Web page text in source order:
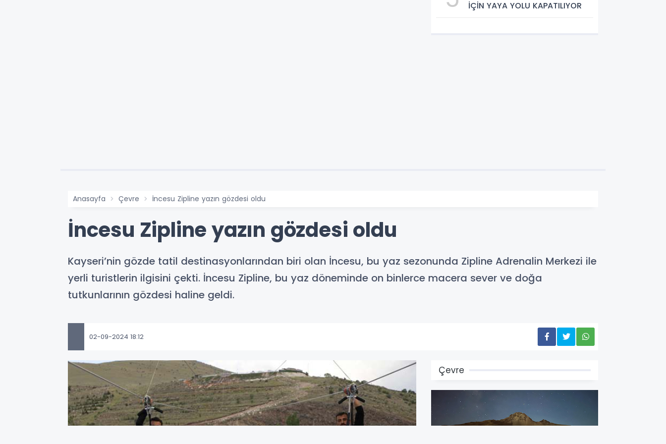
İÇİN YAYA YOLU KAPATILIYOR
Anasayfa Çevre İncesu Zipline yazın gözdesi oldu
İncesu Zipline yazın gözdesi oldu
Kayseri’nin gözde tatil destinasyonlarından biri olan İncesu, bu yaz sezonunda Zipline Adrenalin Merkezi ile
yerli turistlerin ilgisini çekti. İncesu Zipline, bu yaz döneminde on binlerce macera sever ve doğa
tutkunlarının gözdesi haline geldi.
02-09-2024 18:12
Çevre